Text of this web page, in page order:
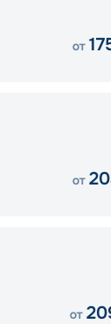
от
от
от